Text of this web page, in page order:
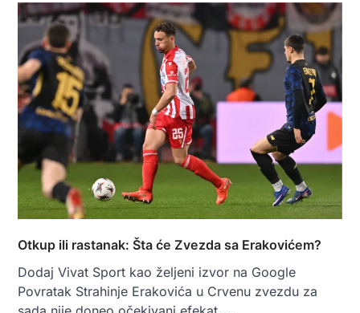
Otkup ili rastanak: Šta će Zvezda sa Erakovićem?
Dodaj Vivat Sport kao željeni izvor na Google
Povratak Strahinje Erakovića u Crvenu zvezdu za